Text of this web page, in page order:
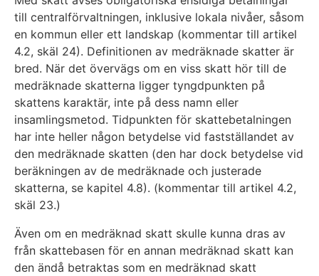
till centralförvaltningen, inklusive lokala nivåer, såsom
en kommun eller ett landskap (kommentar till artikel
4.2, skäl 24). Definitionen av medräknade skatter är
bred. När det övervägs om en viss skatt hör till de
medräknade skatterna ligger tyngdpunkten på
skattens karaktär, inte på dess namn eller
insamlingsmetod. Tidpunkten för skattebetalningen
har inte heller någon betydelse vid fastställandet av
den medräknade skatten (den har dock betydelse vid
beräkningen av de medräknade och justerade
skatterna, se kapitel 4.8). (kommentar till artikel 4.2,
skäl 23.)
Även om en medräknad skatt skulle kunna dras av
från skattebasen för en annan medräknad skatt kan
den ändå betraktas som en medräknad skatt